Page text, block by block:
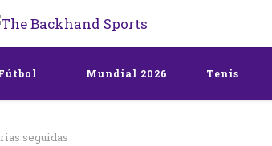
The Backhand Sports
Inicio
Mundial 2026 Tenis
seguidas